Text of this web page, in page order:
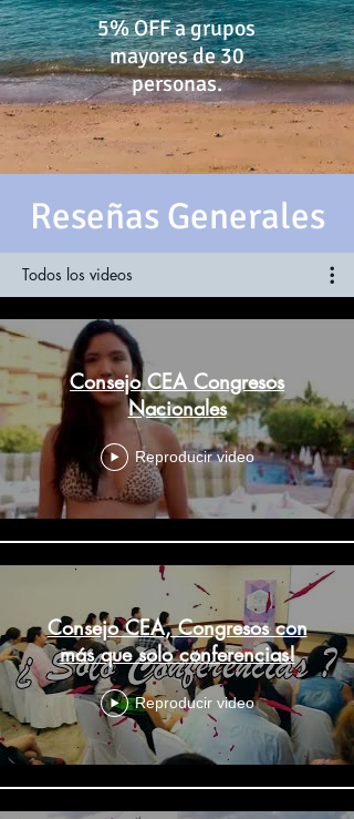
5% OFF a grupos
mayores de 30
personas.
Reseñas Generales
Todos los videos
Consejo CEA Congresos
Nacionales
Reproducir video
Consejo CEA, Congresos con
más que solo conferencias!
Reproducir video